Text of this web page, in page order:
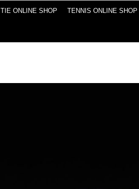
TIE ONLINE SHOP TENNIS ONLINE SHOP